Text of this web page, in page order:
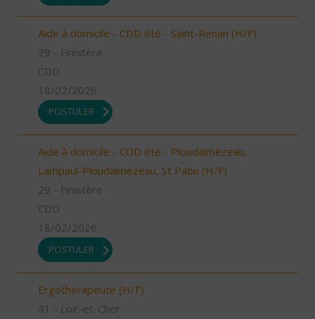
Aide à domicile - CDD été - Saint-Renan (H/F)
29 - Finistère
CDD
18/02/2026
POSTULER
Aide à domicile - CDD été - Ploudalmézeau,
Lampaul-Ploudalmézeau, St Pabu (H/F)
29 - Finistère
CDD
18/02/2026
POSTULER
Ergothérapeute (H/F)
41 - Loir-et-Cher